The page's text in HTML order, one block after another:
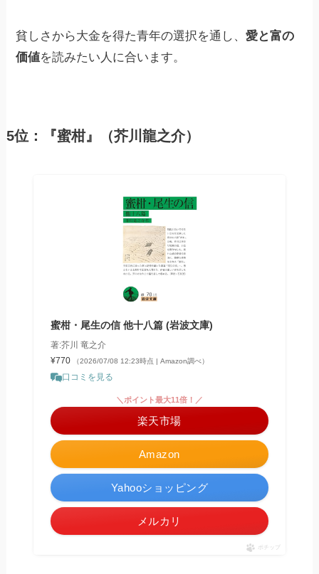
貧しさから大金を得た青年の選択を通し、愛と富の
価値を読みたい人に合います。
5位：『蜜柑』（芥川龍之介）
蜜柑・尾生の信 他十八篇 (岩波文庫)
著:芥川 竜之介
¥770
（2026/07/08 12:23時点 | Amazon調べ）
口コミを見る
Amazon
＼ポイント最大11倍！／
楽天市場
Yahooショッピング
メルカリ
ポチップ